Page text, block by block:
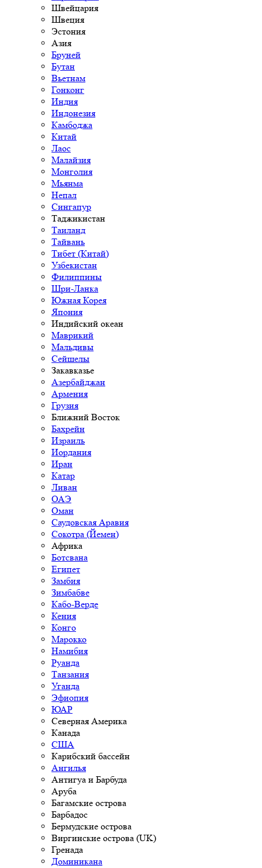
Швейцария
Швеция
Эстония
Азия
Бруней
Бутан
Вьетнам
Гонконг
Индия
Индонезия
Камбоджа
Китай
Лаос
Малайзия
Монголия
Мьянма
Непал
Сингапур
Таджикистан
Таиланд
Тайвань
Тибет (Китай)
Узбекистан
Филиппины
Шри-Ланка
Южная Корея
Япония
Индийский океан
Маврикий
Мальдивы
Сейшелы
Закавказье
Азербайджан
Армения
Грузия
Ближний Восток
Бахрейн
Израиль
Иордания
Иран
Катар
Ливан
ОАЭ
Оман
Саудовская Аравия
Сокотра (Йемен)
Африка
Ботсвана
Египет
Замбия
Зимбабве
Кабо-Верде
Кения
Конго
Марокко
Намибия
Руанда
Танзания
Уганда
Эфиопия
ЮАР
Северная Америка
Канада
США
Карибский бассейн
Ангилья
Антигуа и Барбуда
Аруба
Багамские острова
Барбадос
Бермудские острова
Виргинские острова (UK)
Гренада
Доминикана